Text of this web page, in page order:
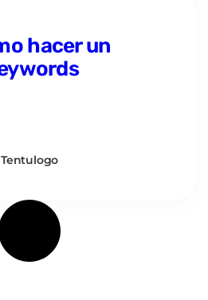
hacer un
Tentulogo